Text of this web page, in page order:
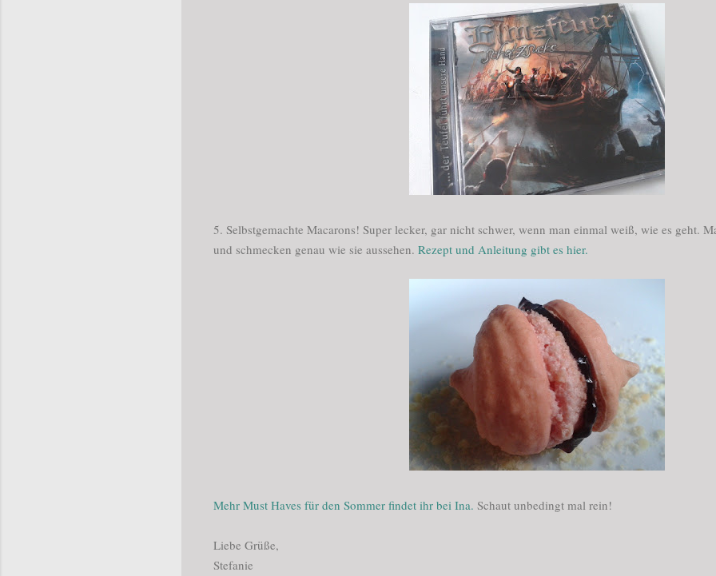
5. Selbstgemachte Macarons! Super lecker, gar nicht schwer, wenn man einmal weiß, wie es geht.
und schmecken genau wie sie aussehen. Rezept und Anleitung gibt es hier.
Mehr Must Haves für den Sommer findet ihr bei Ina. Schaut unbedingt mal rein!
Liebe Grüße,
Stefanie